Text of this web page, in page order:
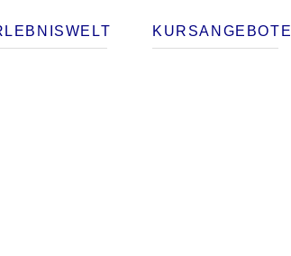
KURSANGEBOTE